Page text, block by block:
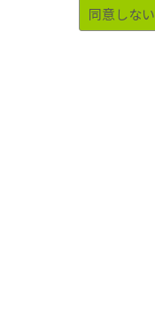
2013.03.01同意しない